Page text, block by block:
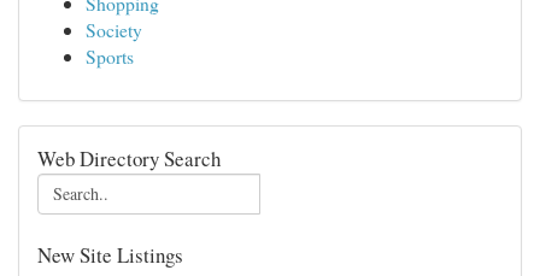
Society
Sports
Web Directory Search
New Site Listings